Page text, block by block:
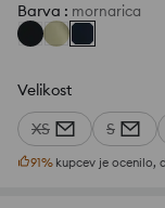
Barva : mornarica
Velikost
XS S
91% kupcev je ocenilo,